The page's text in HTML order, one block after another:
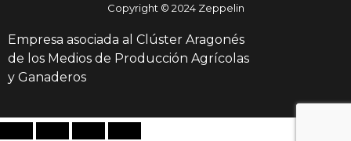
Copyright © 2024 Zeppelin
Empresa asociada al Clúster Aragonés
de los Medios de Producción Agrícolas
y Ganaderos